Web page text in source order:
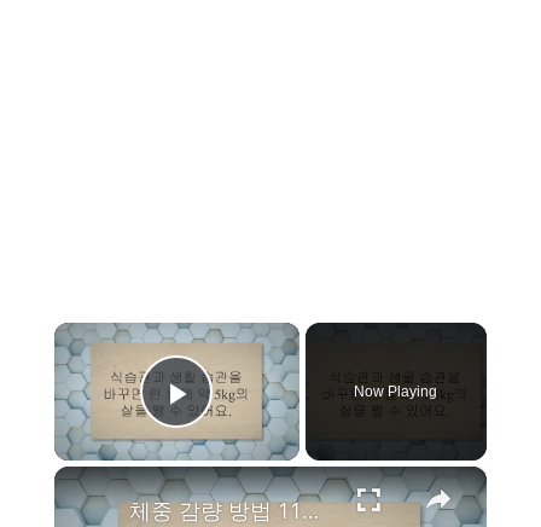
×
Play Video
Now Playing
×
체중 감량 방법 11가지, 운동 없이 살 뺄 수 있어요